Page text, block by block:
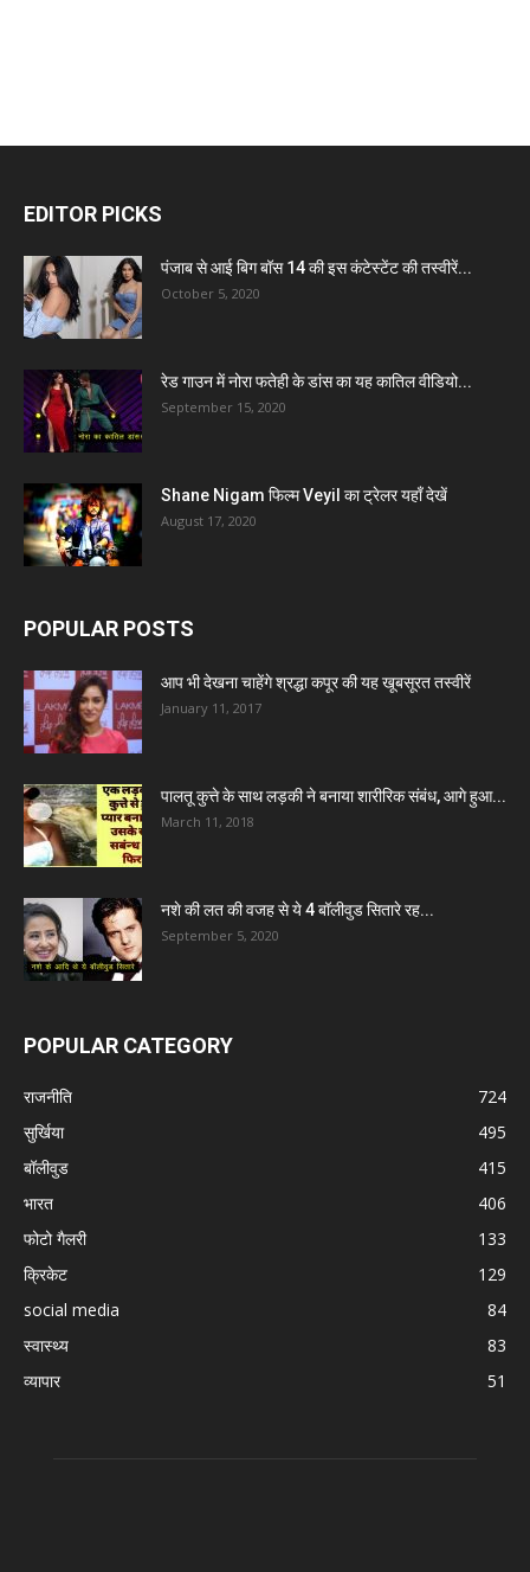
EDITOR PICKS
पंजाब से आई बिग बॉस 14 की इस कंटेस्टेंट की तस्वीरें...
October 5, 2020
रेड गाउन में नोरा फतेही के डांस का यह कातिल वीडियो...
September 15, 2020
Shane Nigam फिल्म Veyil का ट्रेलर यहाँ देखें
August 17, 2020
POPULAR POSTS
आप भी देखना चाहेंगे श्रद्धा कपूर की यह खूबसूरत तस्वीरें
January 11, 2017
पालतू कुत्ते के साथ लड़की ने बनाया शारीरिक संबंध, आगे हुआ...
March 11, 2018
नशे की लत की वजह से ये 4 बॉलीवुड सितारे रह...
September 5, 2020
POPULAR CATEGORY
राजनीति
724
सुर्खिया
495
बॉलीवुड
415
भारत
406
फोटो गैलरी
133
क्रिकेट
129
social media
84
स्वास्थ्य
83
व्यापार
51